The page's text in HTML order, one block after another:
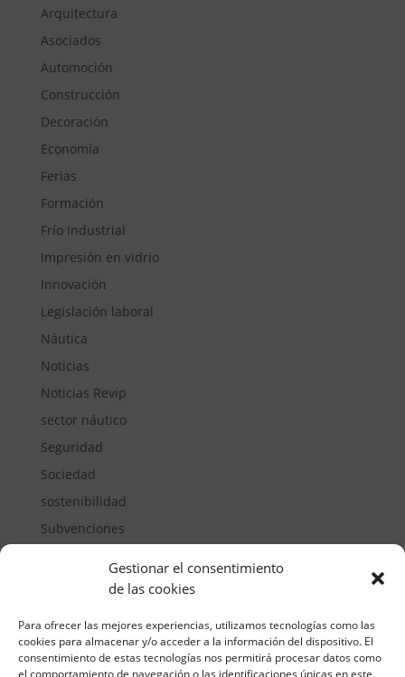
Gestionar el consentimiento
de las cookies
Para ofrecer las mejores experiencias, utilizamos tecnologías como las
cookies para almacenar y/o acceder a la información del dispositivo. El
consentimiento de estas tecnologías nos permitirá procesar datos como
el comportamiento de navegación o las identificaciones únicas en este
Arquitectura
Asociados
Automoción
Construcción
Decoración
Economía
Ferias
Formación
Frío Industrial
Impresión en vidrio
Innovación
Legislación laboral
Náutica
Noticias
Noticias Revip
sector náutico
Seguridad
Sociedad
sostenibilidad
Subvenciones